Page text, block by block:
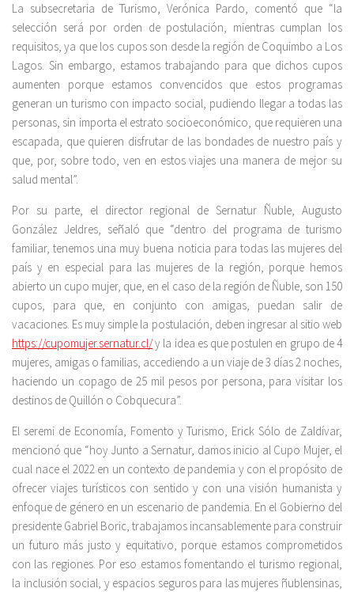
La subsecretaria de Turismo, Verónica Pardo, comentó que “la
selección será por orden de postulación, mientras cumplan los
requisitos, ya que los cupos son desde la región de Coquimbo a Los
Lagos. Sin embargo, estamos trabajando para que dichos cupos
aumenten porque estamos convencidos que estos programas
generan un turismo con impacto social, pudiendo llegar a todas las
personas, sin importa el estrato socioeconómico, que requieren una
escapada, que quieren disfrutar de las bondades de nuestro país y
que, por, sobre todo, ven en estos viajes una manera de mejor su
salud mental”.
Por su parte, el director regional de Sernatur Ñuble, Augusto
González Jeldres, señaló que “dentro del programa de turismo
familiar, tenemos una muy buena noticia para todas las mujeres del
país y en especial para las mujeres de la región, porque hemos
abierto un cupo mujer, que, en el caso de la región de Ñuble, son 150
cupos, para que, en conjunto con amigas, puedan salir de
vacaciones. Es muy simple la postulación, deben ingresar al sitio web
https://cupomujer.sernatur.cl/y la idea es que postulen en grupo de 4
mujeres, amigas o familias, accediendo a un viaje de 3 días 2 noches,
haciendo un copago de 25 mil pesos por persona, para visitar los
destinos de Quillón o Cobquecura”.
El seremi de Economía, Fomento y Turismo, Erick Sólo de Zaldívar,
mencionó que “hoy Junto a Sernatur, damos inicio al Cupo Mujer, el
cual nace el 2022 en un contexto de pandemia y con el propósito de
ofrecer viajes turísticos con sentido y con una visión humanista y
enfoque de género en un escenario de pandemia. En el Gobierno del
presidente Gabriel Boric, trabajamos incansablemente para construir
un futuro más justo y equitativo, porque estamos comprometidos
con las regiones. Por eso estamos fomentando el turismo regional,
la inclusión social, y espacios seguros para las mujeres ñublensinas,